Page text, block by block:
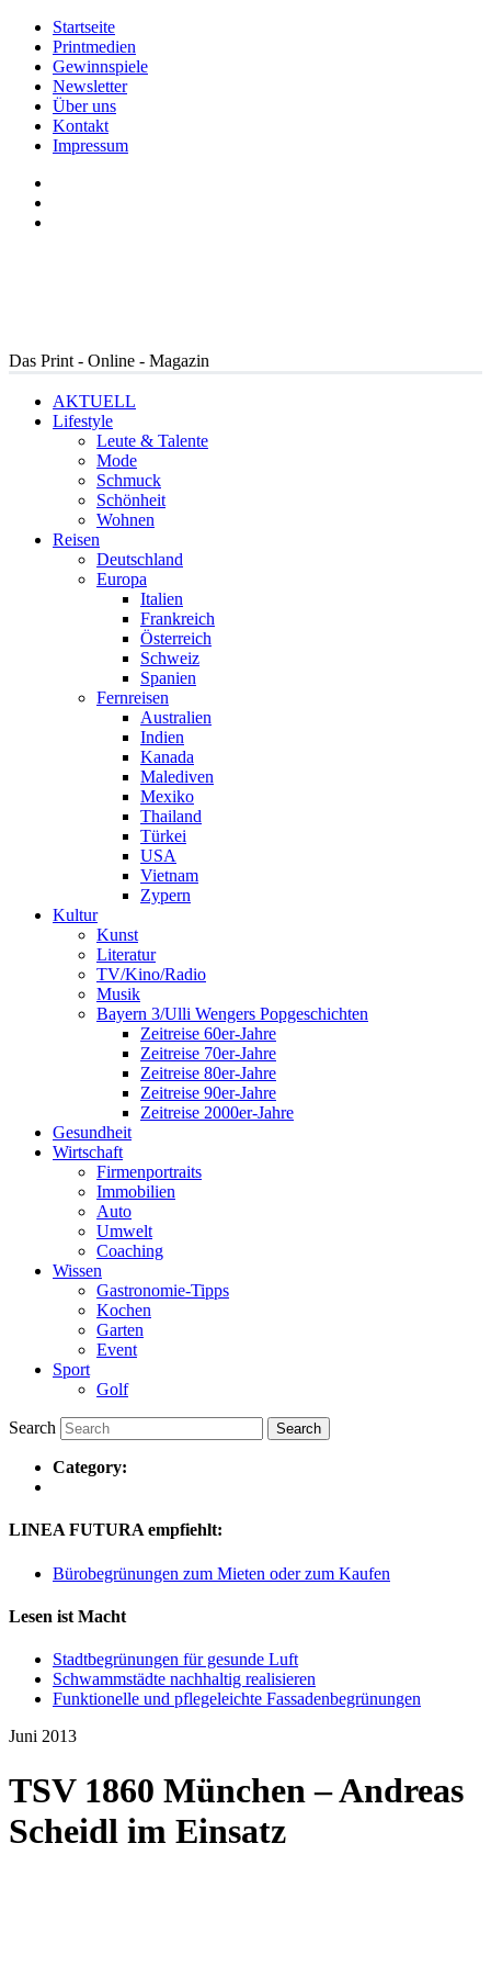
Startseite
Printmedien
Gewinnspiele
Newsletter
Über uns
Kontakt
Impressum
Das Print - Online - Magazin
AKTUELL
Lifestyle
Leute & Talente
Mode
Schmuck
Schönheit
Wohnen
Reisen
Deutschland
Europa
Italien
Frankreich
Österreich
Schweiz
Spanien
Fernreisen
Australien
Indien
Kanada
Malediven
Mexiko
Thailand
Türkei
USA
Vietnam
Zypern
Kultur
Kunst
Literatur
TV/Kino/Radio
Musik
Bayern 3/Ulli Wengers Popgeschichten
Zeitreise 60er-Jahre
Zeitreise 70er-Jahre
Zeitreise 80er-Jahre
Zeitreise 90er-Jahre
Zeitreise 2000er-Jahre
Gesundheit
Wirtschaft
Firmenportraits
Immobilien
Auto
Umwelt
Coaching
Wissen
Gastronomie-Tipps
Kochen
Garten
Event
Sport
Golf
Search
Category:
LINEA FUTURA empfiehlt:
Bürobegrünungen zum Mieten oder zum Kaufen
Lesen ist Macht
Stadtbegrünungen für gesunde Luft
Schwammstädte nachhaltig realisieren
Funktionelle und pflegeleichte Fassadenbegrünungen
Juni 2013
TSV 1860 München – Andreas
Scheidl im Einsatz